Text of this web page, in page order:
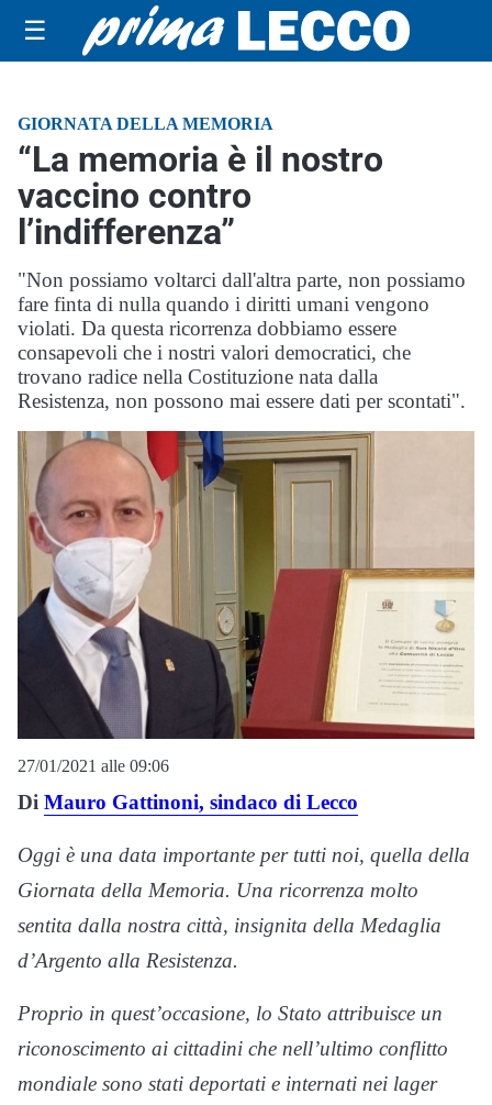
☰
GIORNATA DELLA MEMORIA
“La memoria è il nostro
vaccino contro
l’indifferenza”
"Non possiamo voltarci dall'altra parte, non possiamo
fare finta di nulla quando i diritti umani vengono
violati. Da questa ricorrenza dobbiamo essere
consapevoli che i nostri valori democratici, che
trovano radice nella Costituzione nata dalla
Resistenza, non possono mai essere dati per scontati".
27/01/2021 alle 09:06
Di Mauro Gattinoni, sindaco di Lecco
Oggi è una data importante per tutti noi, quella della
Giornata della Memoria. Una ricorrenza molto
sentita dalla nostra città, insignita della Medaglia
d’Argento alla Resistenza.
Proprio in quest’occasione, lo Stato attribuisce un
riconoscimento ai cittadini che nell’ultimo conflitto
mondiale sono stati deportati e internati nei lager